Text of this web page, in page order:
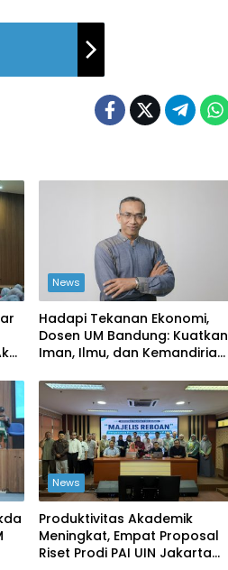
News
Hadapi Tekanan Ekonomi,
Dosen UM Bandung: Kuatkan
Iman, Ilmu, dan Kemandirian
News
Produktivitas Akademik
Meningkat, Empat Proposal
Riset Prodi PAI UIN Jakarta